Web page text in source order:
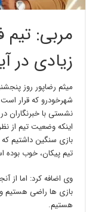
مربی: تیم
زیادی در
میثم رضاپور روز
شهرخودرو که قرار
نشستی با خبرنگاران
اینکه وضعیت تیم از
بازی سنگین داشتیم که
تیم پیکان، خوب بوده
وی اضافه کرد: اما از
بازی ها راضی هستیم
هستیم.